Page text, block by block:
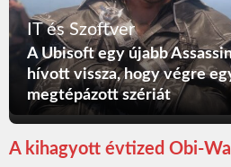
IT és Szoftver
A Ubisoft egy újabb
hívott vissza, hogy végre
megtépázott szériát
A kihagyott évtized Obi-